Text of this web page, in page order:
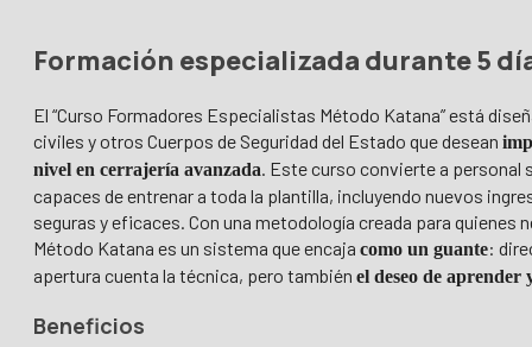
Formación especializada durante 5
El “Curso Formadores Especialistas Método Katana” está
civiles y otros Cuerpos de Seguridad del Estado que desean
nivel en cerrajería avanzada. Este curso convierte a personal
capaces de entrenar a toda la plantilla, incluyendo nuevos
seguras y eficaces. Con una metodología creada para
Método Katana es un sistema que encaja como un guante:
apertura cuenta la técnica, pero también el deseo de aprender
Beneficios